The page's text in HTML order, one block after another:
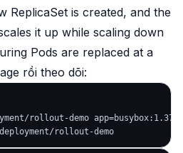
ReplicaSet is created, and the
it up while scaling down
Pods are replaced at a
rồi theo dõi:
rollout-demo app=busybox:1.37